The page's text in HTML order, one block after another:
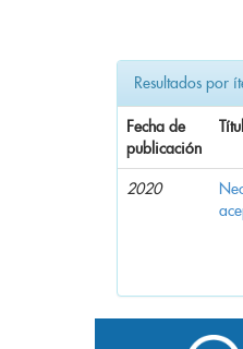
Resultados por
Fecha de
publicación
2020